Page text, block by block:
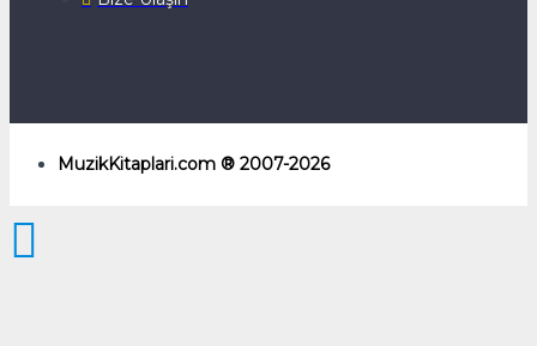
MuzikKitaplari.com ® 2007-2026